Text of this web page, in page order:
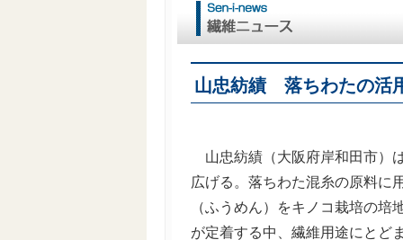
山忠紡績 落ちわたの活
山忠紡績（大阪府岸和田市）
広げる。落ちわた混糸の原料に
（ふうめん）をキノコ栽培の
が定着する中、繊維用途にとど